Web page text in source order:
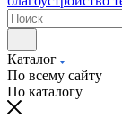
Каталог
По всему сайту
По каталогу